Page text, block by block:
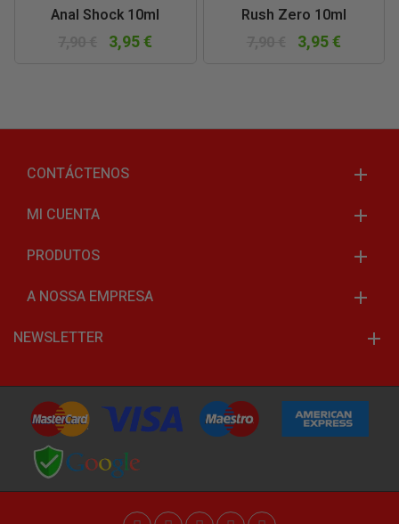
Anal Shock 10ml
3,95 €
Rush Zero 10ml
3,95 €
CONTÁCTENOS
MI CUENTA
PRODUTOS
A NOSSA EMPRESA
NEWSLETTER